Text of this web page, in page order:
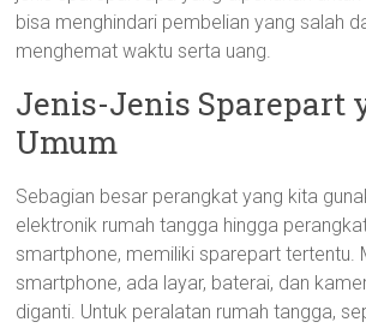
bisa menghindari pembelian yang salah
menghemat waktu serta uang.
Jenis-Jenis Sparepart
Umum
Sebagian besar perangkat yang kita
elektronik rumah tangga hingga
smartphone, memiliki sparepart tertentu.
smartphone, ada layar, baterai, dan
diganti. Untuk peralatan rumah tangga,